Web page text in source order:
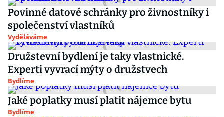
Povinné datové schránky pro živnostníky i
společenství vlastníků
Vyděláváme
Družstevní bydlení je taky vlastnické.
Experti vyvrací mýty o družstvech
Bydlíme
Jaké poplatky musí platit nájemce bytu
Bydlíme